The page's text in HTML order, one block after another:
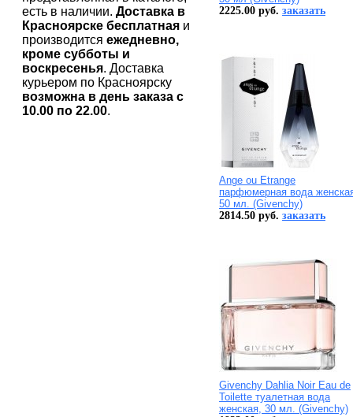
есть в наличии. Доставка в
Красноярске бесплатная и
производится ежедневно,
кроме субботы и
воскресенья. Доставка
курьером по Красноярску
возможна в день заказа с
10.00 по 22.00.
2225.00 руб. заказать
Ange ou Etrange
парфюмерная вода
50 мл. (Givenchy)
2814.50 руб. заказать
Givenchy Dahlia Noir Eau de
Toilette туалетная вода
женская, 30 мл. (Givenchy)